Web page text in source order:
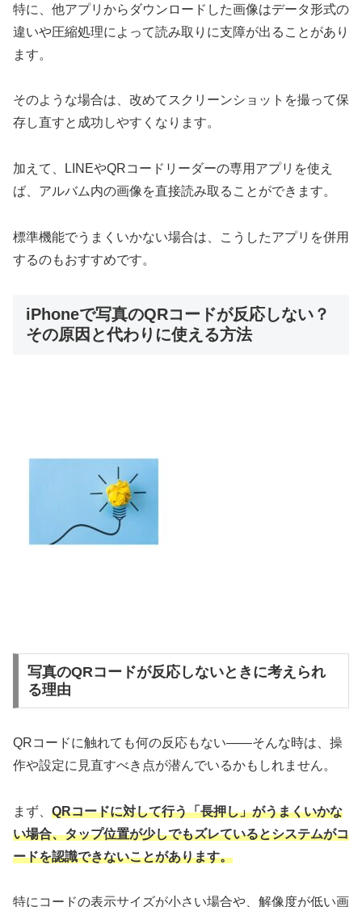
特に、他アプリからダウンロードした画像はデータ形式の
違いや圧縮処理によって読み取りに支障が出ることがあり
ます。
そのような場合は、改めてスクリーンショットを撮って保
存し直すと成功しやすくなります。
加えて、LINEやQRコードリーダーの専用アプリを使え
ば、アルバム内の画像を直接読み取ることができます。
標準機能でうまくいかない場合は、こうしたアプリを併用
するのもおすすめです。
iPhoneで写真のQRコードが反応しない？
その原因と代わりに使える方法
写真のQRコードが反応しないときに考えられ
る理由
QRコードに触れても何の反応もない――そんな時は、操
作や設定に見直すべき点が潜んでいるかもしれません。
まず、 QRコードに対して行う「長押し」がうまくいかな
い場合、タップ位置が少しでもズレているとシステムがコ
ードを認識できないことがあります。
特にコードの表示サイズが小さい場合や、解像度が低い画